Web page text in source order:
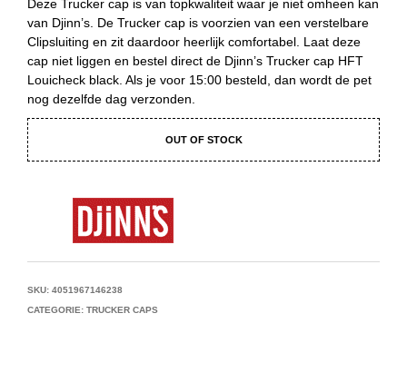
Deze Trucker cap is van topkwaliteit waar je niet omheen kan
van Djinn’s. De Trucker cap is voorzien van een verstelbare
Clipsluiting en zit daardoor heerlijk comfortabel. Laat deze
cap niet liggen en bestel direct de Djinn’s Trucker cap HFT
Louicheck black. Als je voor 15:00 besteld, dan wordt de pet
nog dezelfde dag verzonden.
OUT OF STOCK
SKU: 4051967146238
CATEGORIE: TRUCKER CAPS